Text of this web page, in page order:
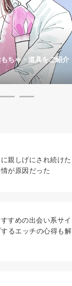
ちゃ・道具をご紹介
親しげにされ続けた
が原因だった
すめの出会い系サイ
するエッチの心得も解